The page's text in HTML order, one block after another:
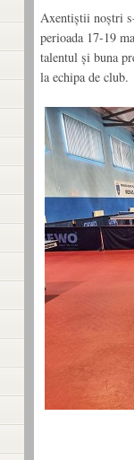
Axentiștii noștri
perioada 17-19
talentul și buna
la echipa de club.